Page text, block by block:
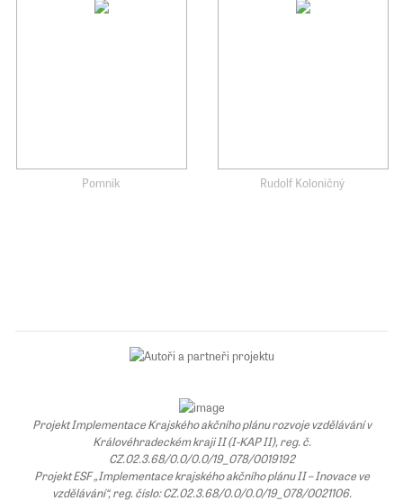
Pomník Rudolf Koloničný
Projekt Implementace Krajského akčního plánu rozvoje vzdělávání v
Královéhradeckém kraji II (I-KAP II), reg. č.
CZ.02.3.68/0.0/0.0/19_078/0019192
Projekt ESF „Implementace krajského akčního plánu II – Inovace ve
vzdělávání“, reg. číslo: CZ.02.3.68/0.0/0.0/19_078/0021106.